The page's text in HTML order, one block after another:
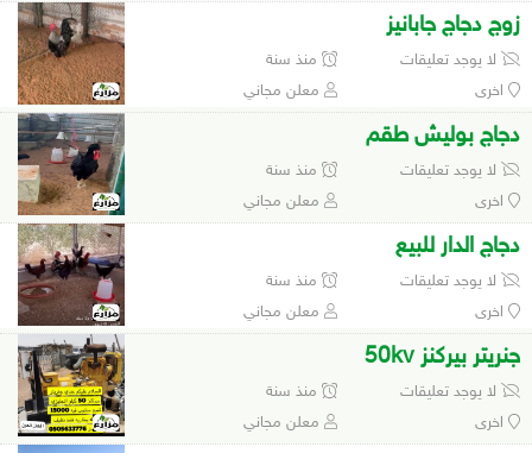
زوج دجاج جابانيز
لا يوجد تعليقات
منذ سنة
اخرى
معلن مجاني
دجاج بوليش طقم
لا يوجد تعليقات
منذ سنة
اخرى
معلن مجاني
دجاج الدار للبيع
لا يوجد تعليقات
منذ سنة
اخرى
معلن مجاني
جنريتر بيركنز 50kv
لا يوجد تعليقات
منذ سنة
اخرى
معلن مجاني